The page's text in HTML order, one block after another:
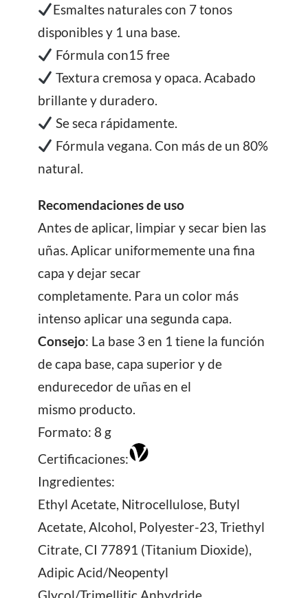
Esmaltes naturales con 7 tonos
disponibles y 1 una base.
Fórmula con15 free
Textura cremosa y opaca. Acabado
brillante y duradero.
Se seca rápidamente.
Fórmula vegana. Con más de un 80%
natural.
Recomendaciones de uso
Antes de aplicar, limpiar y secar bien las
uñas. Aplicar uniformemente una fina
capa y dejar secar
completamente. Para un color más
intenso aplicar una segunda capa.
Consejo: La base 3 en 1 tiene la función
de capa base, capa superior y de
endurecedor de uñas en el
mismo producto.
Formato: 8 g
Certificaciones:
Ingredientes:
Ethyl Acetate, Nitrocellulose, Butyl
Acetate, Alcohol, Polyester-23, Triethyl
Citrate, CI 77891 (Titanium Dioxide),
Adipic Acid/Neopentyl
Glycol/Trimellitic Anhydride